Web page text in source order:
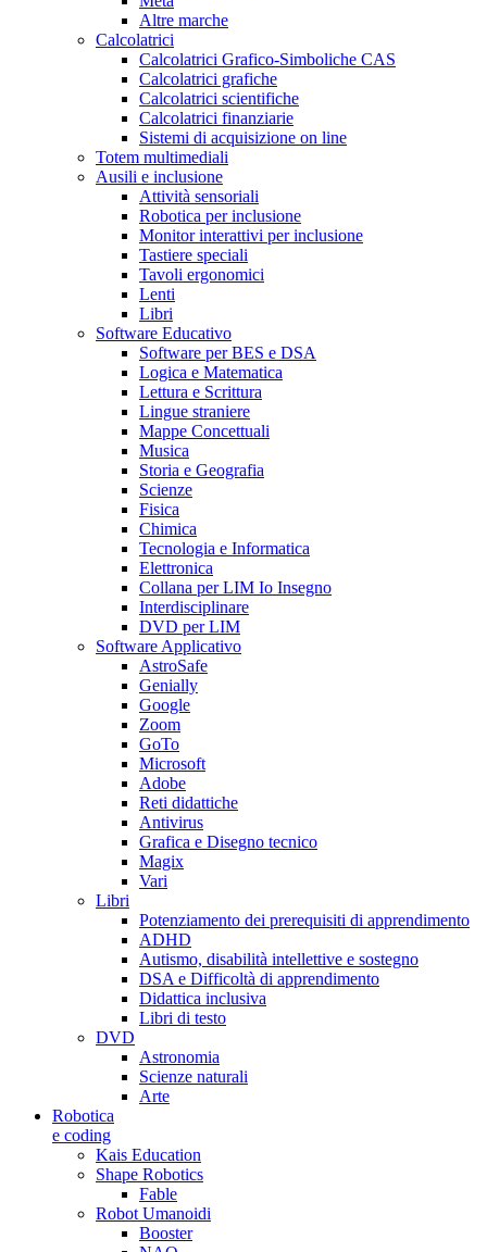
Altre marche
Calcolatrici
Calcolatrici Grafico-Simboliche CAS
Calcolatrici grafiche
Calcolatrici scientifiche
Calcolatrici finanziarie
Sistemi di acquisizione on line
Totem multimediali
Ausili e inclusione
Attività sensoriali
Robotica per inclusione
Monitor interattivi per inclusione
Tastiere speciali
Tavoli ergonomici
Lenti
Libri
Software Educativo
Software per BES e DSA
Logica e Matematica
Lettura e Scrittura
Lingue straniere
Mappe Concettuali
Musica
Storia e Geografia
Scienze
Fisica
Chimica
Tecnologia e Informatica
Elettronica
Collana per LIM Io Insegno
Interdisciplinare
DVD per LIM
Software Applicativo
AstroSafe
Genially
Google
Zoom
GoTo
Microsoft
Adobe
Reti didattiche
Antivirus
Grafica e Disegno tecnico
Magix
Vari
Libri
Potenziamento dei prerequisiti di apprendimento
ADHD
Autismo, disabilità intellettive e sostegno
DSA e Difficoltà di apprendimento
Didattica inclusiva
Libri di testo
DVD
Astronomia
Scienze naturali
Arte
Robotica
e coding
Kais Education
Shape Robotics
Fable
Robot Umanoidi
Booster